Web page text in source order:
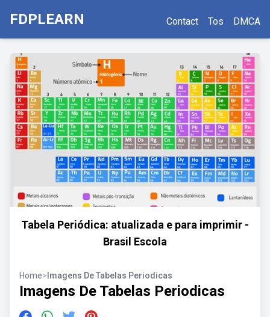
FDPLEARN Contact Tos DMCA
Tabela Periódica: atualizada e para imprimir -
Brasil Escola
Home> Imagens De Tabelas Periodicas
Imagens De Tabelas Periodicas